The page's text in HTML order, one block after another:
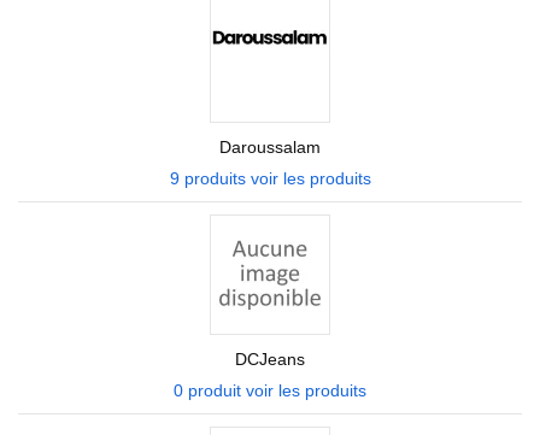
Daroussalam
9 produits voir les produits
DCJeans
0 produit voir les produits